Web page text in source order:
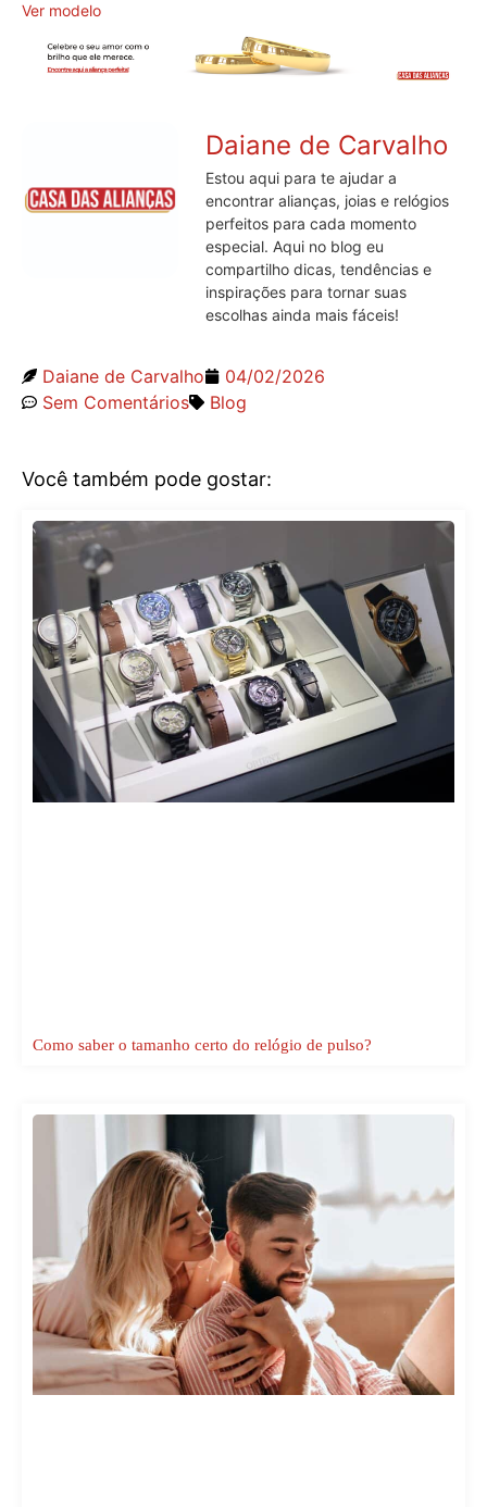
Ver modelo
Daiane de Carvalho
Estou aqui para te ajudar a
encontrar alianças, joias e relógios
perfeitos para cada momento
especial. Aqui no blog eu
compartilho dicas, tendências e
inspirações para tornar suas
escolhas ainda mais fáceis!
Daiane de Carvalho
04/02/2026
Sem Comentários
Blog
Você também pode gostar:
Como saber o tamanho certo do relógio de pulso?